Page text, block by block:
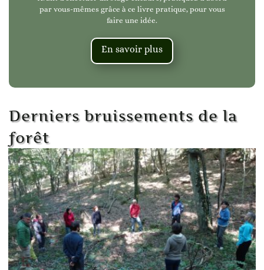
par vous-mêmes grâce à ce livre pratique, pour vous
faire une idée.
En savoir plus
Derniers bruissements de la
forêt